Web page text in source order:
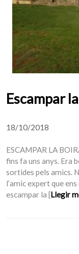
Escampar
18/10/2018
ESCAMPAR LA
fins fa uns anys. Era
sortides pels amics.
l’amic expert que
escampar la [Llegir